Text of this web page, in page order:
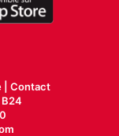
Contact
B24